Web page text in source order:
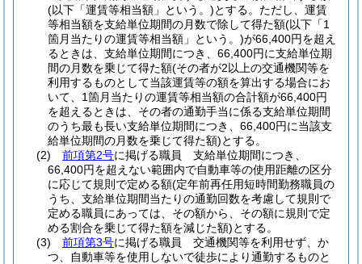
(以下「運賃等相当額」という。)とする。 ただし、運賃
等相当額を支給単位期間の月数で除して得た額(以下「1
箇月当たりの運賃等相当額」という。)が66,400円を超え
るときは、支給単位期間につき、66,400円に支給単位期
間の月数を乗じて得た額(その者が2以上の交通機関等を
利用するものとして当該運賃等の額を算出する場合にお
いて、1箇月当たりの運賃等相当額の合計額が66,400円
を超えるときは、その者の通勤手当に係る支給単位期間
のうち最も長い支給単位期間につき、66,400円に当該支
給単位期間の月数を乗じて得た額)とする。
(2)
前項第2号に掲げる職員 支給単位期間につき、
66,400円を超えない範囲内で自動車等の使用距離の区分
に応じて規則で定める額(定年前再任用短時間勤務職員の
うち、支給単位期間当たりの通勤回数を考慮して規則で
定める職員にあっては、その額から、その額に規則で定
める割合を乗じて得た額を減じた額)とする。
(3)
前項第3号に掲げる職員 交通機関等を利用せず、か
つ、自動車等を使用しないで徒歩により通勤するものと